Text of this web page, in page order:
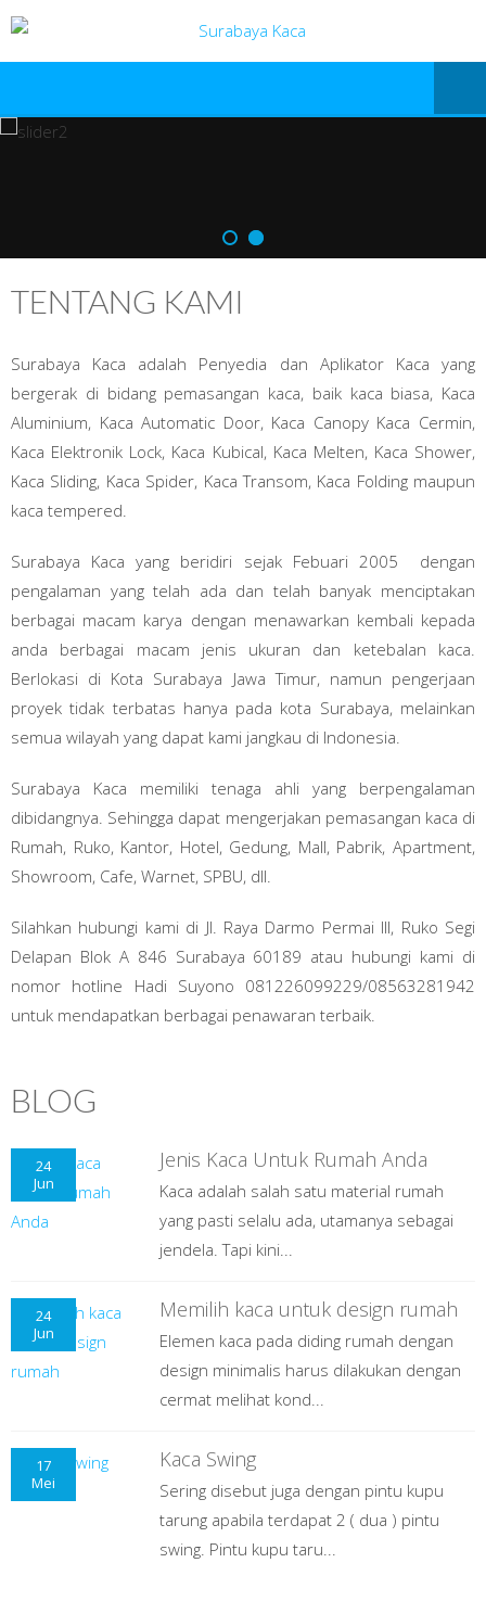
TENTANG KAMI
Surabaya Kaca adalah Penyedia dan Aplikator Kaca yang
bergerak di bidang pemasangan kaca, baik kaca biasa, Kaca
Aluminium, Kaca Automatic Door, Kaca Canopy Kaca Cermin,
Kaca Elektronik Lock, Kaca Kubical, Kaca Melten, Kaca Shower,
Kaca Sliding, Kaca Spider, Kaca Transom, Kaca Folding maupun
kaca tempered.
Surabaya Kaca yang beridiri sejak Febuari 2005 dengan
pengalaman yang telah ada dan telah banyak menciptakan
berbagai macam karya dengan menawarkan kembali kepada
anda berbagai macam jenis ukuran dan ketebalan kaca.
Berlokasi di Kota Surabaya Jawa Timur, namun pengerjaan
proyek tidak terbatas hanya pada kota Surabaya, melainkan
semua wilayah yang dapat kami jangkau di Indonesia.
Surabaya Kaca memiliki tenaga ahli yang berpengalaman
dibidangnya. Sehingga dapat mengerjakan pemasangan kaca di
Rumah, Ruko, Kantor, Hotel, Gedung, Mall, Pabrik, Apartment,
Showroom, Cafe, Warnet, SPBU, dll.
Silahkan hubungi kami di Jl. Raya Darmo Permai III, Ruko Segi
Delapan Blok A 846 Surabaya 60189 atau hubungi kami di
nomor hotline Hadi Suyono 081226099229/08563281942
untuk mendapatkan berbagai penawaran terbaik.
BLOG
24
Jun
Jenis Kaca Untuk Rumah Anda
Kaca adalah salah satu material rumah
yang pasti selalu ada, utamanya sebagai
jendela. Tapi kini...
24
Jun
Memilih kaca untuk design rumah
Elemen kaca pada diding rumah dengan
design minimalis harus dilakukan dengan
cermat melihat kond...
17
Mei
Kaca Swing
Sering disebut juga dengan pintu kupu
tarung apabila terdapat 2 ( dua ) pintu
swing. Pintu kupu taru...